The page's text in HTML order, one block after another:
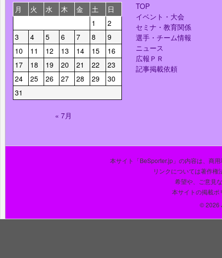
月
火 水 木 金 土
日
1
2
3
4 5 6 7 8
9
10
11 12 13 14 15
16
17
18 19 20 21 22
23
24
25 26 27 28 29
30
31
« 7月
TOP
イベント・大会
セミナ・教育関係
選手・チーム情報
ニュース
広報ＰＲ
記事掲載依頼
本サイト「BeSporter.jp」の内容は、商
リンクについては著作権
希望や、ご意見
本サイトの掲載ポ
© 2026